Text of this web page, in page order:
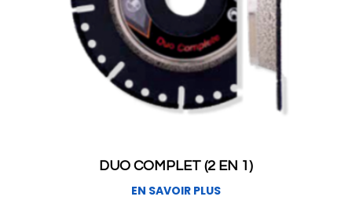
DUO COMPLET (2 EN 1)
EN SAVOIR PLUS